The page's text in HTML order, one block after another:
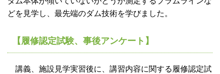
どを見学し、最先端のダム技術を学びました。
【履修認定試験、事後アンケート】
講義、施設見学実習後に、講習内容に関する履修認定試